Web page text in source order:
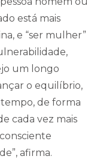
está mais
e “ser mulher”
um longo
o equilíbrio,
de forma
cada vez mais
afirma.